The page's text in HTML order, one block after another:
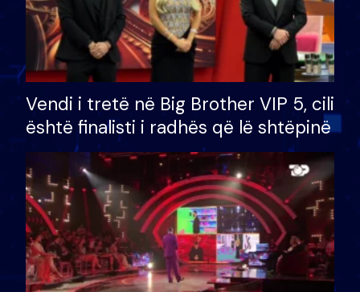
Vendi i tretë në Big Brother VIP 5, cili
është finalisti i radhës që lë shtëpinë